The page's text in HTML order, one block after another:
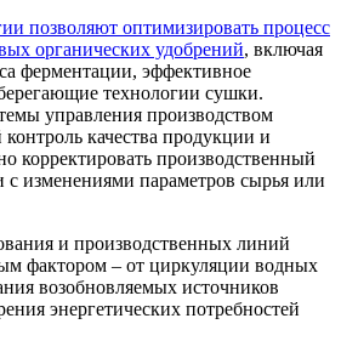
позволяют оптимизировать процесс
органических удобрений, включая
ферментации, эффективное
технологии сушки.
управления производством
качества продукции и
корректировать производственный
с изменениями параметров сырья или
и производственных линий
фактором – от циркуляции водных
возобновляемых источников
энергетических потребностей